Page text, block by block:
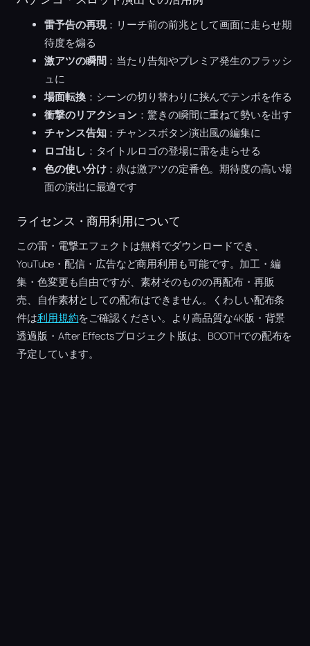
雷予告の再現：リーチ前の前兆として画面に走らせ期
待度を煽る
激アツの瞬間：当たり告知やプレミア発生のフラッシ
ュに
場面転換：シーンの切り替わりに挟んでテンポを作る
衝撃のリアクション ：驚きの瞬間に重ねて勢いを出す
チャンス告知：チャンスボタン演出風の編集に
ロゴ出し ：タイトルロゴの登場に雷を走らせる
色の使い分け：赤は激アツの定番色。期待度の高い場
面の演出に最適です
ライセンス・商用利用について
この雷・電撃エフェクトは無料でダウンロードでき、
YouTube・配信・広告など商用利用も可能です。加工・編
集・色変更も自由ですが、素材そのものの再配布・再販
売、自作素材としての配布はできません。くわしい配布条
件は利用規約をご確認ください。より高品質な4K版・背景
透過版・After Effectsプロジェクト版は、BOOTHでの配布を
予定しています。